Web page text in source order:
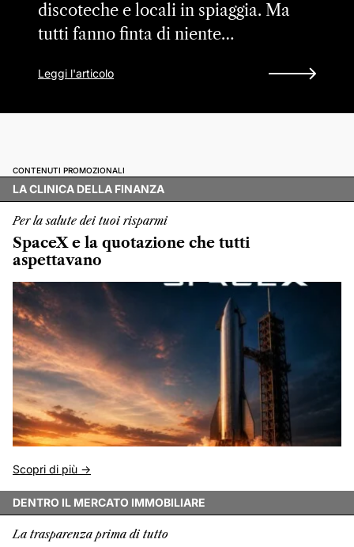
discoteche e locali in spiaggia. Ma
tutti fanno finta di niente…
Leggi l'articolo
CONTENUTI PROMOZIONALI
LA CLINICA DELLA FINANZA
Per la salute dei tuoi risparmi
SpaceX e la quotazione che tutti
aspettavano
Scopri di più ->
DENTRO IL MERCATO IMMOBILIARE
La trasparenza prima di tutto